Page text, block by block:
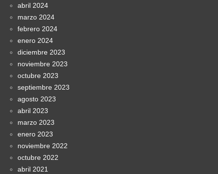
abril 2024
marzo 2024
febrero 2024
enero 2024
diciembre 2023
noviembre 2023
octubre 2023
septiembre 2023
agosto 2023
abril 2023
marzo 2023
enero 2023
noviembre 2022
octubre 2022
abril 2021